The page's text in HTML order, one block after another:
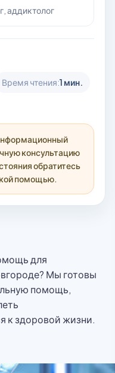
аддиктолог
Время чтения:1 мин.
консультацию
обратитесь
помощью.
для
Мы готовы
помощь,
к здоровой жизни.